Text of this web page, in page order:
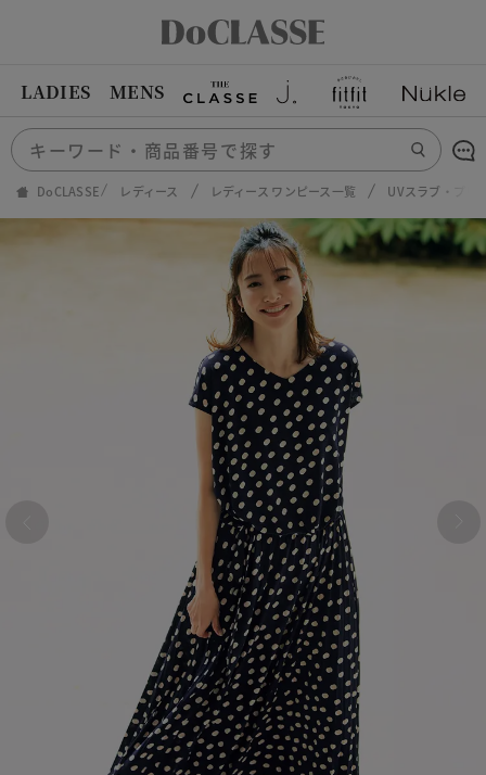
LADIES MENS
DoCLASSE レディース レディース ワンピース一覧 UVスラブ・プリ